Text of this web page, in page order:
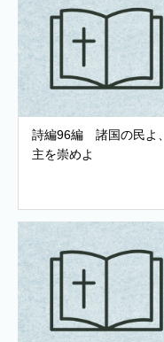
詩編96編 諸国の民よ、
主を崇めよ